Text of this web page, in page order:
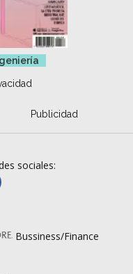
Publicidad
sociales:
Bussiness/Finance